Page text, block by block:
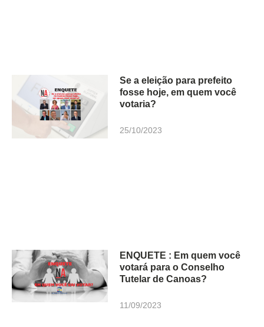
Se a eleição para prefeito
fosse hoje, em quem você
votaria?
25/10/2023
ENQUETE : Em quem você
votará para o Conselho
Tutelar de Canoas?
11/09/2023